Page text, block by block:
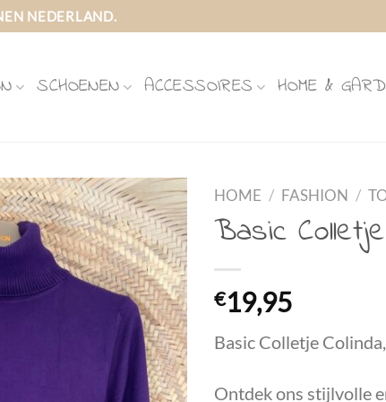
NEDERLAND.
SCHOENEN ACCESSOIRES HOME &
HOME / FASHION /
Basic
€19,95
Basic Colletje
Ontdek ons stijlvolle